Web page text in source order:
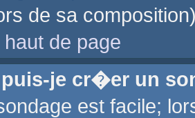
de sa
de page
je cr�er un
est facile;